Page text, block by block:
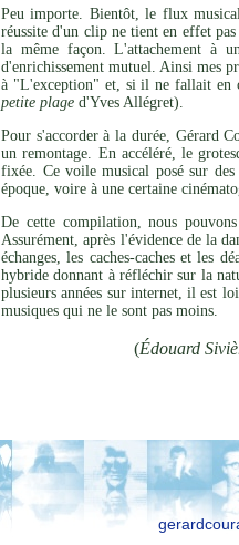
Peu importe. Bientôt, le flux
réussite d'un clip ne tient en effet
la même façon. L'attachement à
d'enrichissement mutuel. Ainsi mes
à "L'exception" et, si il ne fallait en
petite plage d'Yves Allégret).
Pour s'accorder à la durée, Gérard
un remontage. En accéléré, le
fixée. Ce voile musical posé sur des
époque, voire à une certaine
De cette compilation, nous
Assurément, après l'évidence de la
échanges, les caches-caches et les
hybride donnant à réfléchir sur la
plusieurs années sur internet, il est
musiques qui ne le sont pas moins.
(Édouard